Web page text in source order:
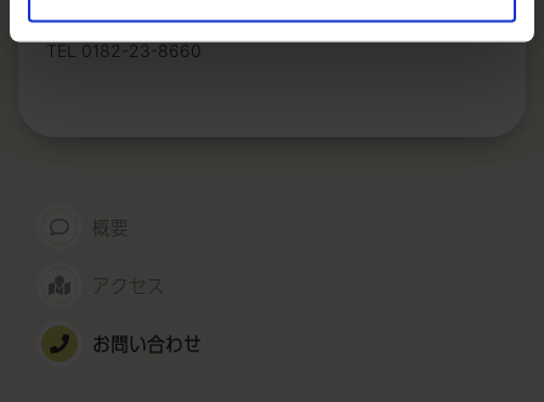
雄物川民家苑木戸五郎兵衛村
TEL 0182-23-8660
概要
アクセス
お問い合わせ